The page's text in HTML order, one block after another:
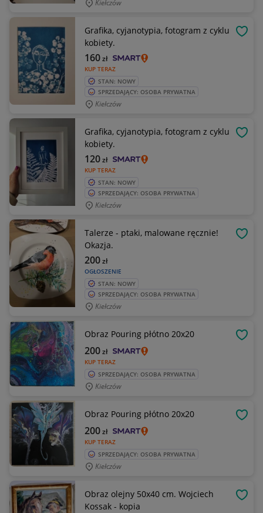
Kiełczów
Grafika, cyjanotypia, fotogram z cyklu
kobiety.
KUP TERAZ
160zł
STAN: NOWY
SPRZEDAJĄCY: OSOBA PRYWATNA
Kiełczów
Grafika, cyjanotypia, fotogram z cyklu
kobiety.
KUP TERAZ
120zł
STAN: NOWY
SPRZEDAJĄCY: OSOBA PRYWATNA
Kiełczów
Talerze - ptaki, malowane ręcznie!
Okazja.
OGŁOSZENIE
200zł
STAN: NOWY
SPRZEDAJĄCY: OSOBA PRYWATNA
Kiełczów
Obraz Pouring płótno 20x20
KUP TERAZ
200zł
SPRZEDAJĄCY: OSOBA PRYWATNA
Kiełczów
Obraz Pouring płótno 20x20
KUP TERAZ
200zł
SPRZEDAJĄCY: OSOBA PRYWATNA
Kiełczów
Obraz olejny 50x40 cm. Wojciech
Kossak - kopia